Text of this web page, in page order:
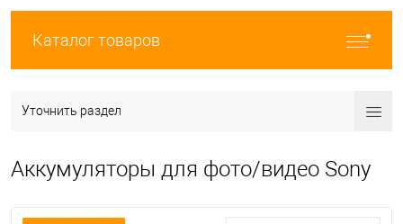
Каталог товаров
Уточнить раздел
Аккумуляторы для фото/видео Sony